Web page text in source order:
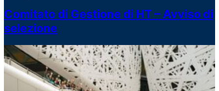
Comitato di Gestione di HT – Avviso di
selezione